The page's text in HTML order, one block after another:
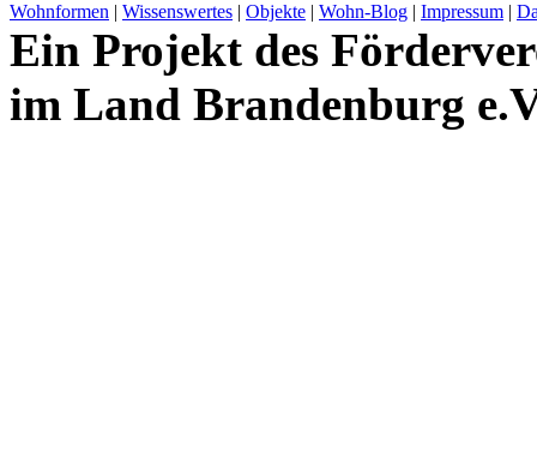
Wohnformen | Wissenswertes | Objekte | Wohn-Blog | Impressum |
Ein Projekt des
im Land Brandenburg